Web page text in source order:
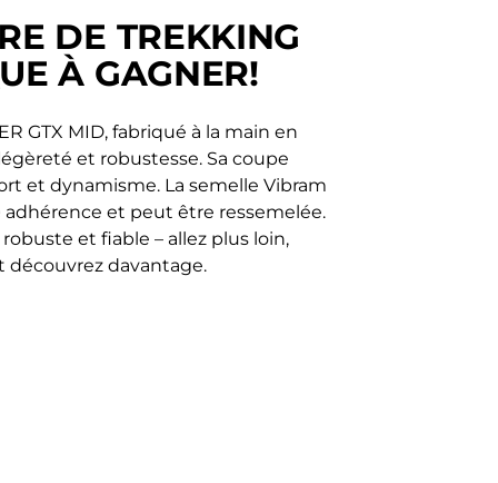
DE TREKKING
À GAGNER!
GTX MID, fabriqué à la main en
et robustesse. Sa coupe
et dynamisme. La semelle Vibram
et peut être ressemelée.
et fiable – allez plus loin,
davantage.